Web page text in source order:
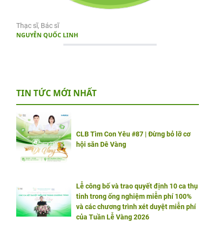
Thạc sĩ, Bác sĩ
NGUYỄN QUỐC LINH
TIN TỨC MỚI NHẤT
CLB Tìm Con Yêu #87 | Đừng bỏ lỡ cơ
hội săn Dê Vàng
Lễ công bố và trao quyết định 10 ca thụ
tinh trong ống nghiệm miễn phí 100%
và các chương trình xét duyệt miễn phí
của Tuần Lễ Vàng 2026